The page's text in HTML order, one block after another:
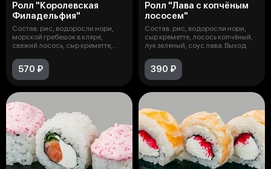
Ролл "Королевская
Филадельфия"
Состав: рис, водоросли нори,
морской гребешок в кляре,
свежий лосось, сыр креметте,
570 ₽
Ролл "Лава с копчёным
лососем"
Состав: рис, водоросли нори,
сыр креметте, лосось копчёный,
лук зеленый, соус лава. Выход
390 ₽